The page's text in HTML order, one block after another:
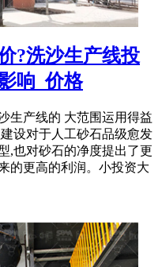
?洗沙生产线投
响_价格
生产线的 大范围运用得益
设对于人工砂石品级愈发
也对砂石的净度提出了更
的更高的利润。小投资大